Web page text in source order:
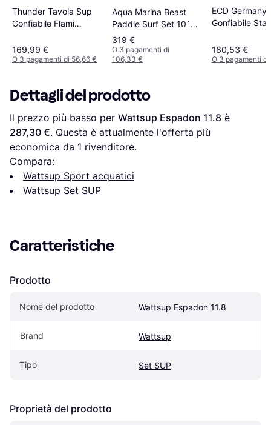
Thunder Tavola Sup
Gonfiabile Flami
169,99 €
O 3 pagamenti di 56,66 €
Aqua Marina Beast
Paddle Surf Set 10´6
´´
319 €
O 3 pagamenti di
106,33 €
ECD Germany
Gonfiabile
180,53 €
O 3 pagamenti di
Dettagli del prodotto
Il prezzo più basso per Wattsup Espadon 11.8
287,30 €. Questa è attualmente l'offerta più
economica da 1 rivenditore.
Compara:
Wattsup Sport acquatici
Wattsup Set SUP
Caratteristiche
Prodotto
Nome del prodotto Wattsup Espadon 11.8
Brand Wattsup
Tipo Set SUP
Proprietà del prodotto